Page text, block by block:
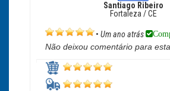
Santiago Ribeiro
Fortaleza / CE
• Um ano atrás
Não deixou comentário para